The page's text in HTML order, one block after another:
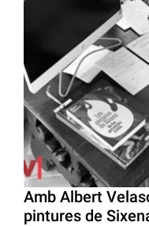
Amb Albert
pintures de